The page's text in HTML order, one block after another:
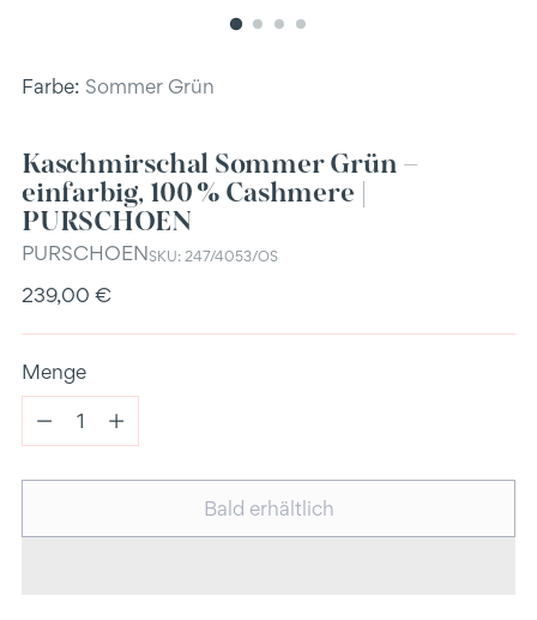
Farbe: Sommer Grün
Kaschmirschal Sommer Grün –
einfarbig, 100 % Cashmere |
PURSCHOEN
PURSCHOENSKU: 247/4053/OS
Regulärer
239,00 €
Menge
Menge
Bald erhältlich